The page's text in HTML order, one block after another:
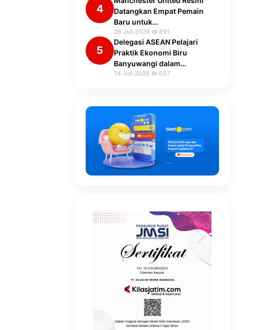
4
Datangkan Empat Pemain
Baru untuk…
28 Juli 2026 691
5
Delegasi ASEAN Pelajari
Praktik Ekonomi Biru
Banyuwangi dalam…
14 Juli 2026 657